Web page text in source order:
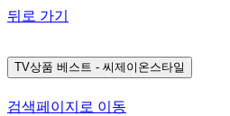
뒤로 가기
TV상품 베스트 - 씨제이온스타일
검색페이지로 이동